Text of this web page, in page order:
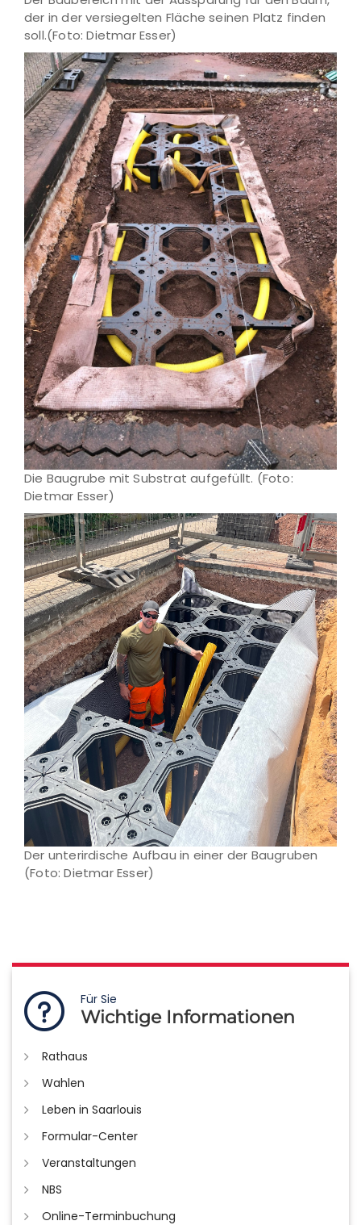
der in der versiegelten Fläche seinen Platz finden
soll.(Foto: Dietmar Esser)
Die Baugrube mit Substrat aufgefüllt. (Foto:
Dietmar Esser)
Der unterirdische Aufbau in einer der Baugruben
(Foto: Dietmar Esser)
Für Sie
Wichtige Informationen
Rathaus
Wahlen
Leben in Saarlouis
Formular-Center
Veranstaltungen
NBS
Online-Terminbuchung